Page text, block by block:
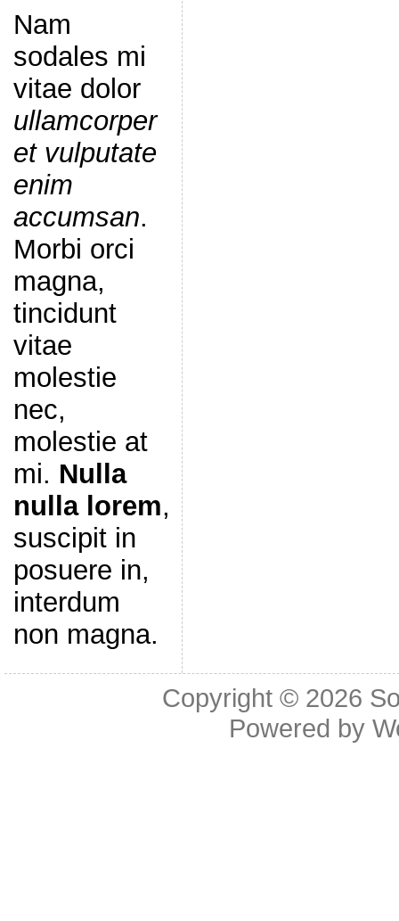
Nam
sodales mi
vitae dolor
ullamcorper
et vulputate
enim
accumsan.
Morbi orci
magna,
tincidunt
vitae
molestie
nec,
molestie at
mi. Nulla
nulla lorem,
suscipit in
posuere in,
interdum
non magna.
Copyright © 2026
Powered by